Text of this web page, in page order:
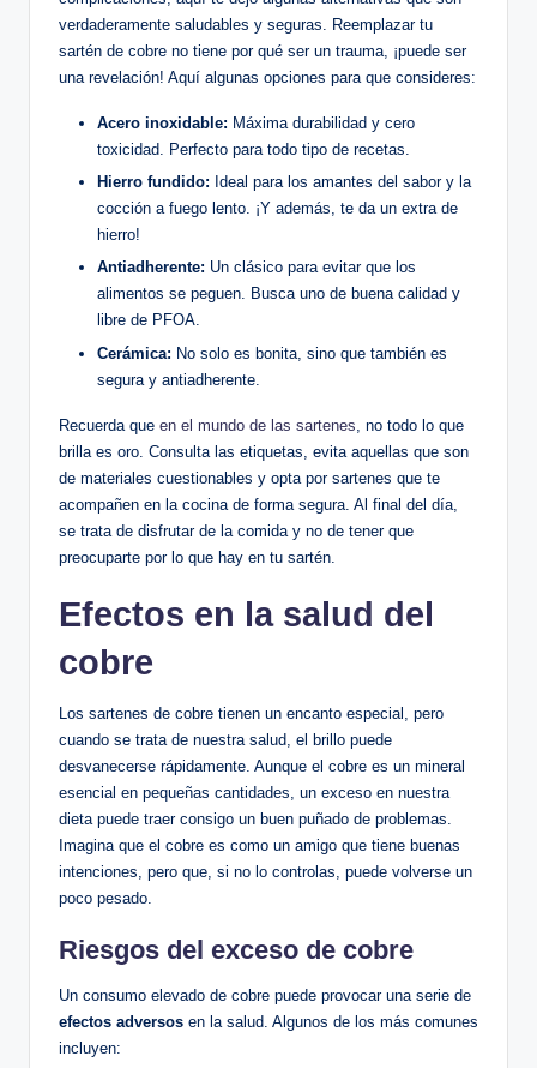
verdaderamente saludables y seguras. Reemplazar tu
sartén de cobre no tiene por qué ser un trauma, ¡puede ser
una revelación! Aquí algunas opciones para que consideres:
Acero inoxidable: Máxima durabilidad y cero
toxicidad. Perfecto para todo tipo de recetas.
Hierro fundido: Ideal para los amantes del sabor y la
cocción a fuego lento. ¡Y además, te da un extra de
hierro!
Antiadherente: Un clásico para evitar que los
alimentos se peguen. Busca uno de buena calidad y
libre de PFOA.
Cerámica: No solo es bonita, sino que también es
segura y antiadherente.
Recuerda que en el mundo de las sartenes , no todo lo que
brilla es oro. Consulta las etiquetas, evita aquellas que son
de materiales cuestionables y opta por sartenes que te
acompañen en la cocina de forma segura. Al final del día,
se trata de disfrutar de la comida y no de tener que
preocuparte por lo que hay en tu sartén.
Efectos en la salud del
cobre
Los sartenes de cobre tienen un encanto especial, pero
cuando se trata de nuestra salud, el brillo puede
desvanecerse rápidamente. Aunque el cobre es un mineral
esencial en pequeñas cantidades, un exceso en nuestra
dieta puede traer consigo un buen puñado de problemas.
Imagina que el cobre es como un amigo que tiene buenas
intenciones, pero que, si no lo controlas, puede volverse un
poco pesado.
Riesgos del exceso de cobre
Un consumo elevado de cobre puede provocar una serie de
efectos adversos en la salud. Algunos de los más comunes
incluyen: